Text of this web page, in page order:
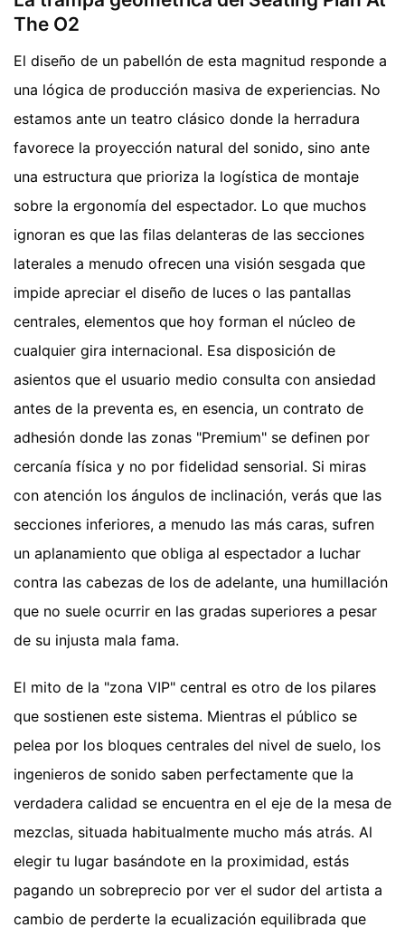
The O2
El diseño de un pabellón de esta magnitud responde a
una lógica de producción masiva de experiencias. No
estamos ante un teatro clásico donde la herradura
favorece la proyección natural del sonido, sino ante
una estructura que prioriza la logística de montaje
sobre la ergonomía del espectador. Lo que muchos
ignoran es que las filas delanteras de las secciones
laterales a menudo ofrecen una visión sesgada que
impide apreciar el diseño de luces o las pantallas
centrales, elementos que hoy forman el núcleo de
cualquier gira internacional. Esa disposición de
asientos que el usuario medio consulta con ansiedad
antes de la preventa es, en esencia, un contrato de
adhesión donde las zonas "Premium" se definen por
cercanía física y no por fidelidad sensorial. Si miras
con atención los ángulos de inclinación, verás que las
secciones inferiores, a menudo las más caras, sufren
un aplanamiento que obliga al espectador a luchar
contra las cabezas de los de adelante, una humillación
que no suele ocurrir en las gradas superiores a pesar
de su injusta mala fama.
El mito de la "zona VIP" central es otro de los pilares
que sostienen este sistema. Mientras el público se
pelea por los bloques centrales del nivel de suelo, los
ingenieros de sonido saben perfectamente que la
verdadera calidad se encuentra en el eje de la mesa de
mezclas, situada habitualmente mucho más atrás. Al
elegir tu lugar basándote en la proximidad, estás
pagando un sobreprecio por ver el sudor del artista a
cambio de perderte la ecualización equilibrada que